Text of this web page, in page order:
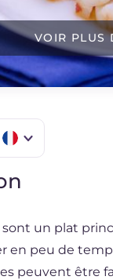
VOIR PLUS
ES
DE
sont un plat
en peu de
peuvent être